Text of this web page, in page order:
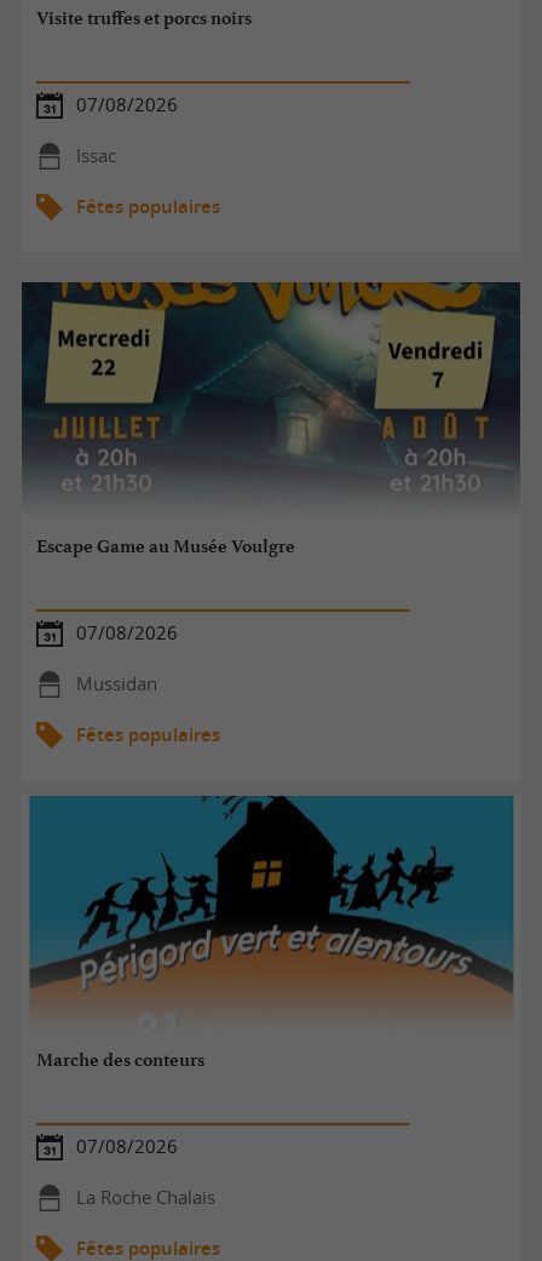
Visite truffes et porcs noirs
07/08/2026
Issac
Fêtes populaires
Escape Game au Musée Voulgre
07/08/2026
Mussidan
Fêtes populaires
Marche des conteurs
07/08/2026
La Roche Chalais
Fêtes populaires